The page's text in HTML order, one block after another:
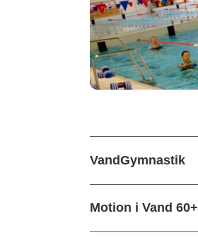
VandGymnastik
Motion i Vand 60+